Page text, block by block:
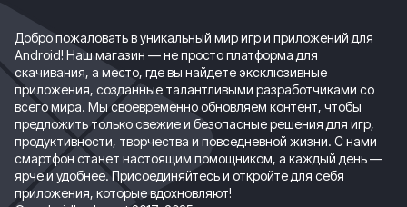
Добро пожаловать в уникальный мир игр и приложений для
Android! Наш магазин — не просто платформа для
скачивания, а место, где вы найдете эксклюзивные
приложения, созданные талантливыми разработчиками со
всего мира. Мы своевременно обновляем контент, чтобы
предложить только свежие и безопасные решения для игр,
продуктивности, творчества и повседневной жизни. С нами
смартфон станет настоящим помощником, а каждый день —
ярче и удобнее. Присоединяйтесь и откройте для себя
приложения, которые вдохновляют!